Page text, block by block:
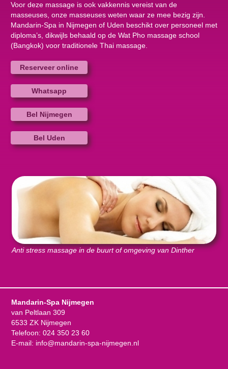
Voor deze massage is ook vakkennis vereist van de
masseuses, onze masseuses weten waar ze mee bezig zijn.
Mandarin-Spa in Nijmegen of Uden beschikt over personeel met
diploma’s, dikwijls behaald op de Wat Pho massage school
(Bangkok) voor traditionele Thai massage.
Reserveer online
Whatsapp
Bel Nijmegen
Bel Uden
Anti stress massage in de buurt of omgeving van Dinther
Mandarin-Spa Nijmegen
van Peltlaan 309
6533 ZK Nijmegen
Telefoon: 024 350 23 60
E-mail: info@mandarin-spa-nijmegen.nl